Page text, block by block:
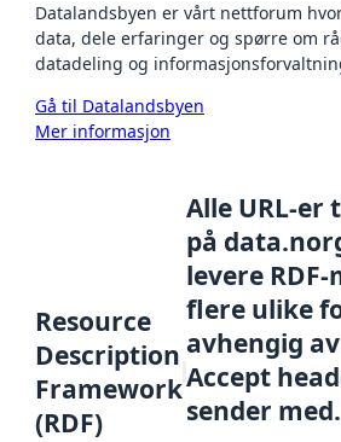
Datalandsbyen er vårt nettforum
data, dele erfaringer og spørre om
datadeling og
Gå til Datalandsbyen
Mer informasjon
Resource
Description
Framework
(RDF)
Alle URL-er
på
levere
flere ulike
avhengig
Accept
sender med.